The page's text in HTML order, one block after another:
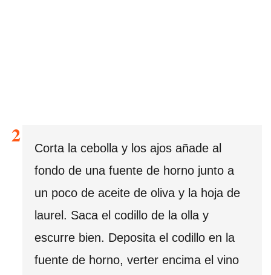
Corta la cebolla y los ajos añade al
fondo de una fuente de horno junto a
un poco de aceite de oliva y la hoja de
laurel. Saca el codillo de la olla y
escurre bien. Deposita el codillo en la
fuente de horno, verter encima el vino